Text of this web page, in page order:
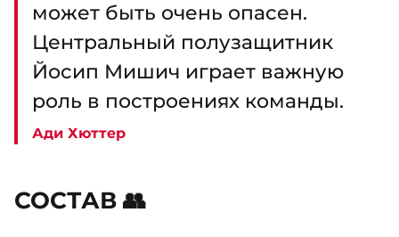
может быть очень опасен.
Центральный полузащитник
Йосип Мишич играет важную
роль в построениях команды.
Ади Хюттер
СОСТАВ 👥